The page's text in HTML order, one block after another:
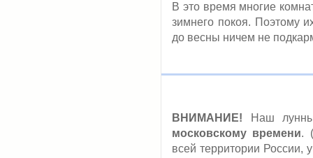
В это время многие
зимнего покоя. Поэтому
до весны ничем не
ВНИМАНИЕ! Наш
московскому времени.
всей территории России,